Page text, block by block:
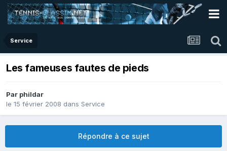
Service
Les fameuses fautes de pieds
Par phildar
le 15 février 2008 dans Service
Répondre à ce sujet